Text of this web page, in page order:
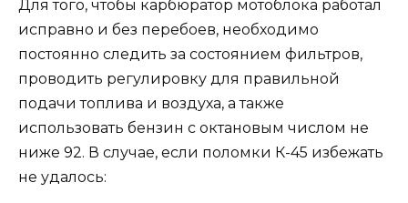
Для того, чтобы карбюратор мотоблока работал
исправно и без перебоев, необходимо
постоянно следить за состоянием фильтров,
проводить регулировку для правильной
подачи топлива и воздуха, а также
использовать бензин с октановым числом не
ниже 92. В случае, если поломки К-45 избежать
не удалось: